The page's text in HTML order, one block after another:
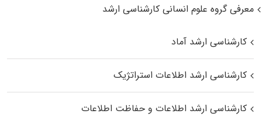
معرفی گروه علوم انسانی کارشناسی ارشد
کارشناسی ارشد آماد
کارشناسی ارشد اطلاعات استراتژیک
کارشناسی ارشد اطلاعات و حفاظت اطلاعات